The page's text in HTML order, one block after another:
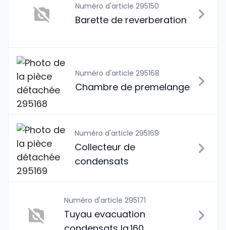
Numéro d'article 295150
Barette de reverberation
Numéro d'article 295168
Chambre de premelange
Numéro d'article 295169
Collecteur de
condensats
Numéro d'article 295171
Tuyau evacuation